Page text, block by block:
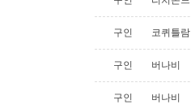
구인 코퀴틀람
구인 버나비
구인 버나비